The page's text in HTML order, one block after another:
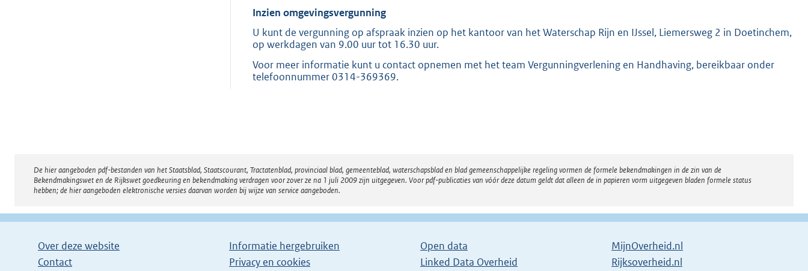
Inzien omgevingsvergunning
U kunt de vergunning op afspraak inzien op het kantoor van het Waterschap Rijn en IJssel, Liemersweg 2 in Doetinchem,
op werkdagen van 9.00 uur tot 16.30 uur.
Voor meer informatie kunt u contact opnemen met het team Vergunningverlening en Handhaving, bereikbaar onder
telefoonnummer 0314-369369.
Disclaimer
De hier aangeboden pdf-bestanden van het Staatsblad, Staatscourant, Tractatenblad, provinciaal blad, gemeenteblad, waterschapsblad en blad gemeenschappelijke regeling vormen de formele bekendmakingen in de zin van de
Bekendmakingswet en de Rijkswet goedkeuring en bekendmaking verdragen voor zover ze na 1 juli 2009 zijn uitgegeven. Voor pdf-publicaties van vóór deze datum geldt dat alleen de in papieren vorm uitgegeven bladen formele status
hebben; de hier aangeboden elektronische versies daarvan worden bij wijze van service aangeboden.
Over deze website
Contact
Informatie hergebruiken
Privacy en cookies
Open data
Linked Data Overheid
MijnOverheid.nl
E
Rijksoverheid.nl